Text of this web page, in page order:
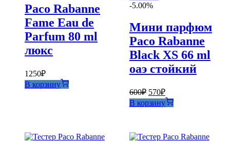
Paco Rabanne
Fame Eau de
Parfum 80 ml
люкс
1250₽
В корзину
-5.00%
Мини парфюм
Paco Rabanne
Black XS 66 ml
оаэ стойкий
600₽ Первоначальная
цена
составляла
570₽Текущая
цена:
570₽.
В корзину